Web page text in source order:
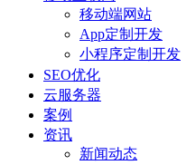
移动端网站
App定制开发
小程序定制开发
SEO优化
云服务器
案例
资讯
新闻动态